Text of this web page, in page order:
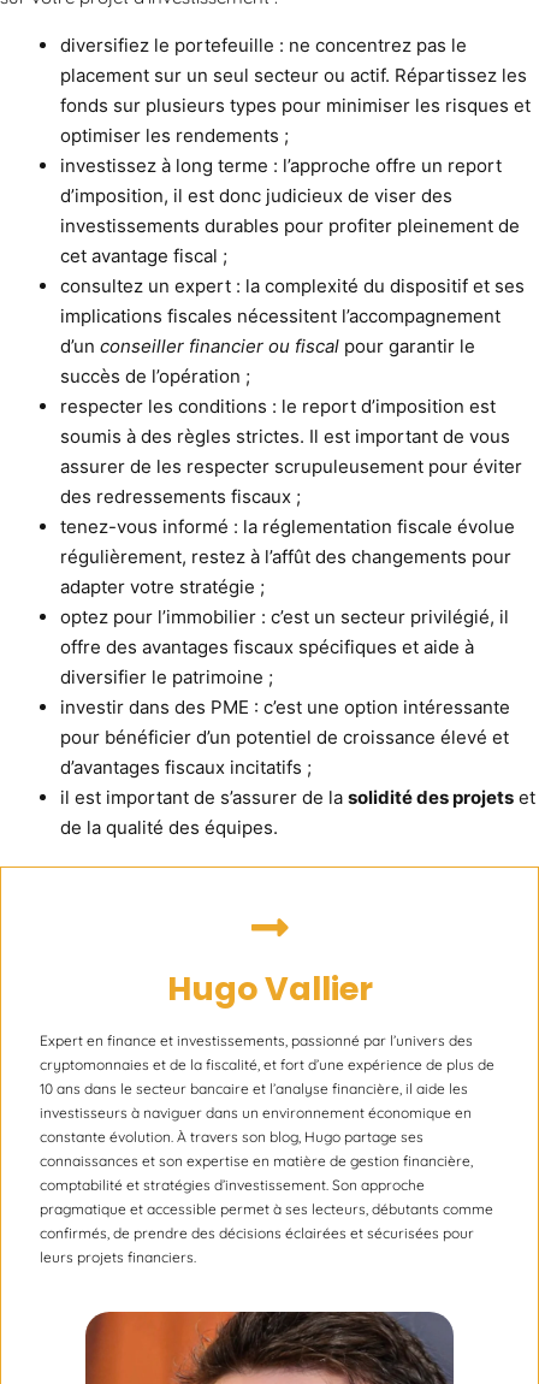
diversifiez le portefeuille : ne concentrez pas le
placement sur un seul secteur ou actif. Répartissez les
fonds sur plusieurs types pour minimiser les risques et
optimiser les rendements ;
investissez à long terme : l’approche offre un report
d’imposition, il est donc judicieux de viser des
investissements durables pour profiter pleinement de
cet avantage fiscal ;
consultez un expert : la complexité du dispositif et ses
implications fiscales nécessitent l’accompagnement
d’un conseiller financier ou fiscal pour garantir le
succès de l’opération ;
respecter les conditions : le report d’imposition est
soumis à des règles strictes. Il est important de vous
assurer de les respecter scrupuleusement pour éviter
des redressements fiscaux ;
tenez-vous informé : la réglementation fiscale évolue
régulièrement, restez à l’affût des changements pour
adapter votre stratégie ;
optez pour l’immobilier : c’est un secteur privilégié, il
offre des avantages fiscaux spécifiques et aide à
diversifier le patrimoine ;
investir dans des PME : c’est une option intéressante
pour bénéficier d’un potentiel de croissance élevé et
d’avantages fiscaux incitatifs ;
il est important de s’assurer de la solidité des projets et
de la qualité des équipes.
Hugo Vallier
Expert en finance et investissements, passionné par l’univers des
cryptomonnaies et de la fiscalité, et fort d’une expérience de plus de
10 ans dans le secteur bancaire et l’analyse financière, il aide les
investisseurs à naviguer dans un environnement économique en
constante évolution. À travers son blog, Hugo partage ses
connaissances et son expertise en matière de gestion financière,
comptabilité et stratégies d’investissement. Son approche
pragmatique et accessible permet à ses lecteurs, débutants comme
confirmés, de prendre des décisions éclairées et sécurisées pour
leurs projets financiers.